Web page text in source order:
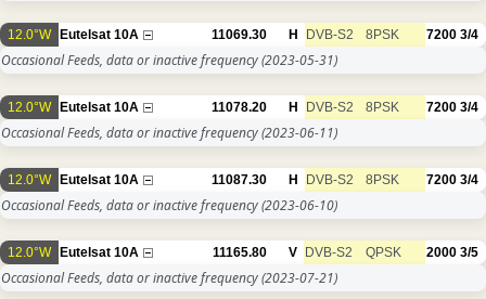
12.0°W Eutelsat 10A 11069.30 H DVB-S2 8PSK 7200 3/4
Occasional Feeds, data or inactive frequency(2023-05-31)
12.0°W Eutelsat 10A 11078.20 H DVB-S2 8PSK 7200 3/4
Occasional Feeds, data or inactive frequency(2023-06-11)
12.0°W Eutelsat 10A 11087.30 H DVB-S2 8PSK 7200 3/4
Occasional Feeds, data or inactive frequency(2023-06-10)
12.0°W Eutelsat 10A 11165.80 V DVB-S2 QPSK 2000 3/5
Occasional Feeds, data or inactive frequency(2023-07-21)